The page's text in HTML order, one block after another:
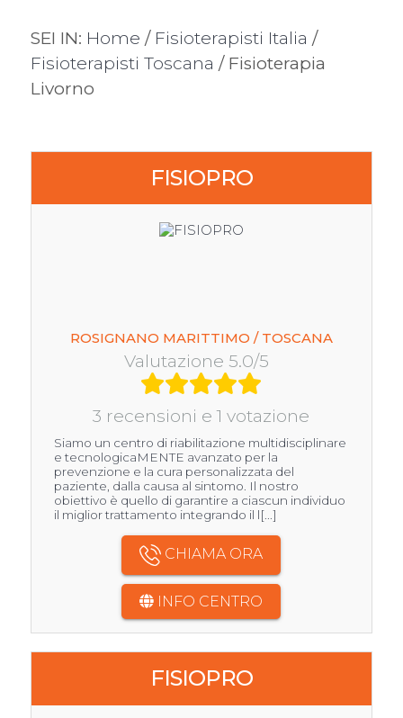
SEI IN: Home / Fisioterapisti Italia /
Fisioterapisti Toscana / Fisioterapia
Livorno
FISIOPRO
ROSIGNANO MARITTIMO / TOSCANA
Valutazione 5.0/5
3 recensioni e 1 votazione
Siamo un centro di riabilitazione multidisciplinare
e tecnologicaMENTE avanzato per la
prevenzione e la cura personalizzata del
paziente, dalla causa al sintomo. Il nostro
obiettivo è quello di garantire a ciascun individuo
il miglior trattamento integrando il l[...]
CHIAMA ORA
INFO CENTRO
FISIOPRO